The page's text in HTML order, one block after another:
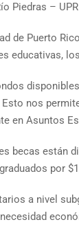
Piedras – UPR
de Puerto
educativas,
Esto nos
en Asuntos
becas están
por
a nivel